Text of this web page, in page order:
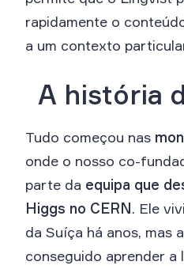
rapidamente o
a um contexto
A história
Tudo começou nas
onde o nosso co-
parte da equipa que
Higgs no CERN. Ele
da Suíça há anos, mas
conseguido aprender a